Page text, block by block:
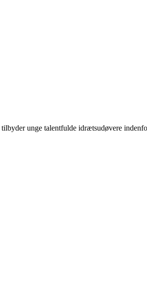
unge talentfulde idrætsudøvere